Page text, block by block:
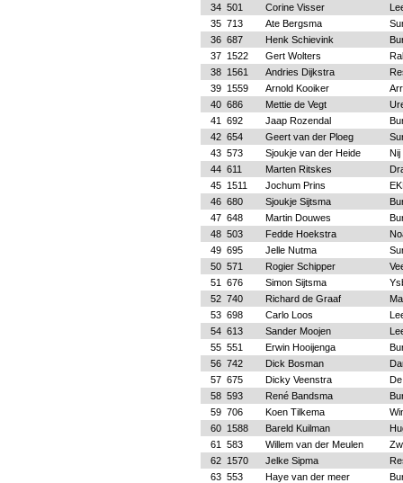
34 501 Corine Visser
35 713 Ate Bergsma
36 687 Henk Schievink
37 1522 Gert Wolters
38 1561 Andries Dijkstra
39 1559 Arnold Kooiker
40 686 Mettie de Vegt
41
692 Jaap Rozendal
42 654 Geert van der Ploeg
43 573 Sjoukje van der Heide
Nij
44 611 Marten Ritskes
45 1511 Jochum Prins
46 680 Sjoukje Sijtsma
47 648 Martin Douwes
48 503 Fedde Hoekstra
49 695 Jelle Nutma
50 571 Rogier Schipper
51
676 Simon Sijtsma
52 740 Richard de Graaf
53 698 Carlo Loos
54 613 Sander Moojen
55 551 Erwin Hooijenga
56 742 Dick Bosman
57 675 Dicky Veenstra
58 593 René Bandsma
59 706 Koen Tilkema
60 1588 Bareld Kuilman
61
583 Willem van der Meulen
62 1570 Jelke Sipma
63 553 Haye van der meer